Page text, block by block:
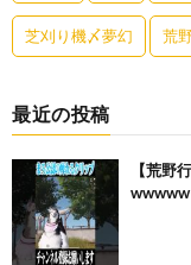
芝刈り機〆夢幻 荒
最近の投稿
【荒野
wwwww